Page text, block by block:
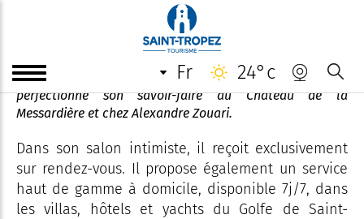
fr 24°c
Jérémy Déiola
Originaire de Marseille, ce talentueux coiffeur a
perfectionné son savoir-faire au Château de la
Messardière et chez Alexandre Zouari.
Dans son salon intimiste, il reçoit exclusivement
sur rendez-vous. Il propose également un service
haut de gamme à domicile, disponible 7j/7, dans
les villas, hôtels et yachts du Golfe de Saint-